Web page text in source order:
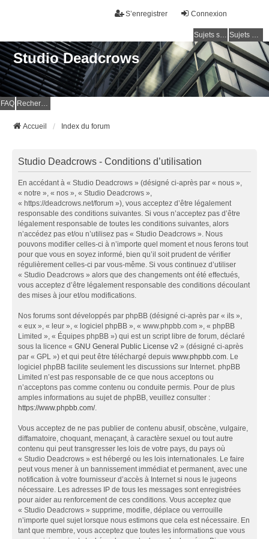
Connexion
S’enregistrer
Sujets sans réponse Sujets actifs
Studio Deadcrows
FAQ Rechercher
Accueil Index du forum
Studio Deadcrows - Conditions d’utilisation
En accédant à « Studio Deadcrows » (désigné ci-après par « nous »,
« notre », « nos », « Studio Deadcrows »,
« https://deadcrows.net/forum »), vous acceptez d’être légalement
responsable des conditions suivantes. Si vous n’acceptez pas d’être
légalement responsable de toutes les conditions suivantes, alors
n’accédez pas et/ou n’utilisez pas « Studio Deadcrows ». Nous
pouvons modifier celles-ci à n’importe quel moment et nous ferons tout
pour que vous en soyez informé, bien qu’il soit prudent de vérifier
régulièrement celles-ci par vous-même. Si vous continuez d’utiliser
« Studio Deadcrows » alors que des changements ont été effectués,
vous acceptez d’être légalement responsable des conditions découlant
des mises à jour et/ou modifications.
Nos forums sont développés par phpBB (désigné ci-après par « ils »,
« eux », « leur », « logiciel phpBB », « www.phpbb.com », « phpBB
Limited », « Équipes phpBB ») qui est un script libre de forum, déclaré
sous la licence « GNU General Public License v2 » (désigné ci-après
par « GPL ») et qui peut être téléchargé depuis www.phpbb.com. Le
logiciel phpBB facilite seulement les discussions sur Internet. phpBB
Limited n’est pas responsable de ce que nous acceptons ou
n’acceptons pas comme contenu ou conduite permis. Pour de plus
amples informations au sujet de phpBB, veuillez consulter :
https://www.phpbb.com/.
Vous acceptez de ne pas publier de contenu abusif, obscène, vulgaire,
diffamatoire, choquant, menaçant, à caractère sexuel ou tout autre
contenu qui peut transgresser les lois de votre pays, du pays où
« Studio Deadcrows » est hébergé ou les lois internationales. Le faire
peut vous mener à un bannissement immédiat et permanent, avec une
notification à votre fournisseur d’accès à Internet si nous le jugeons
nécessaire. Les adresses IP de tous les messages sont enregistrées
pour aider au renforcement de ces conditions. Vous acceptez que
« Studio Deadcrows » supprime, modifie, déplace ou verrouille
n’importe quel sujet lorsque nous estimons que cela est nécessaire. En
tant que membre, vous acceptez que toutes les informations que vous